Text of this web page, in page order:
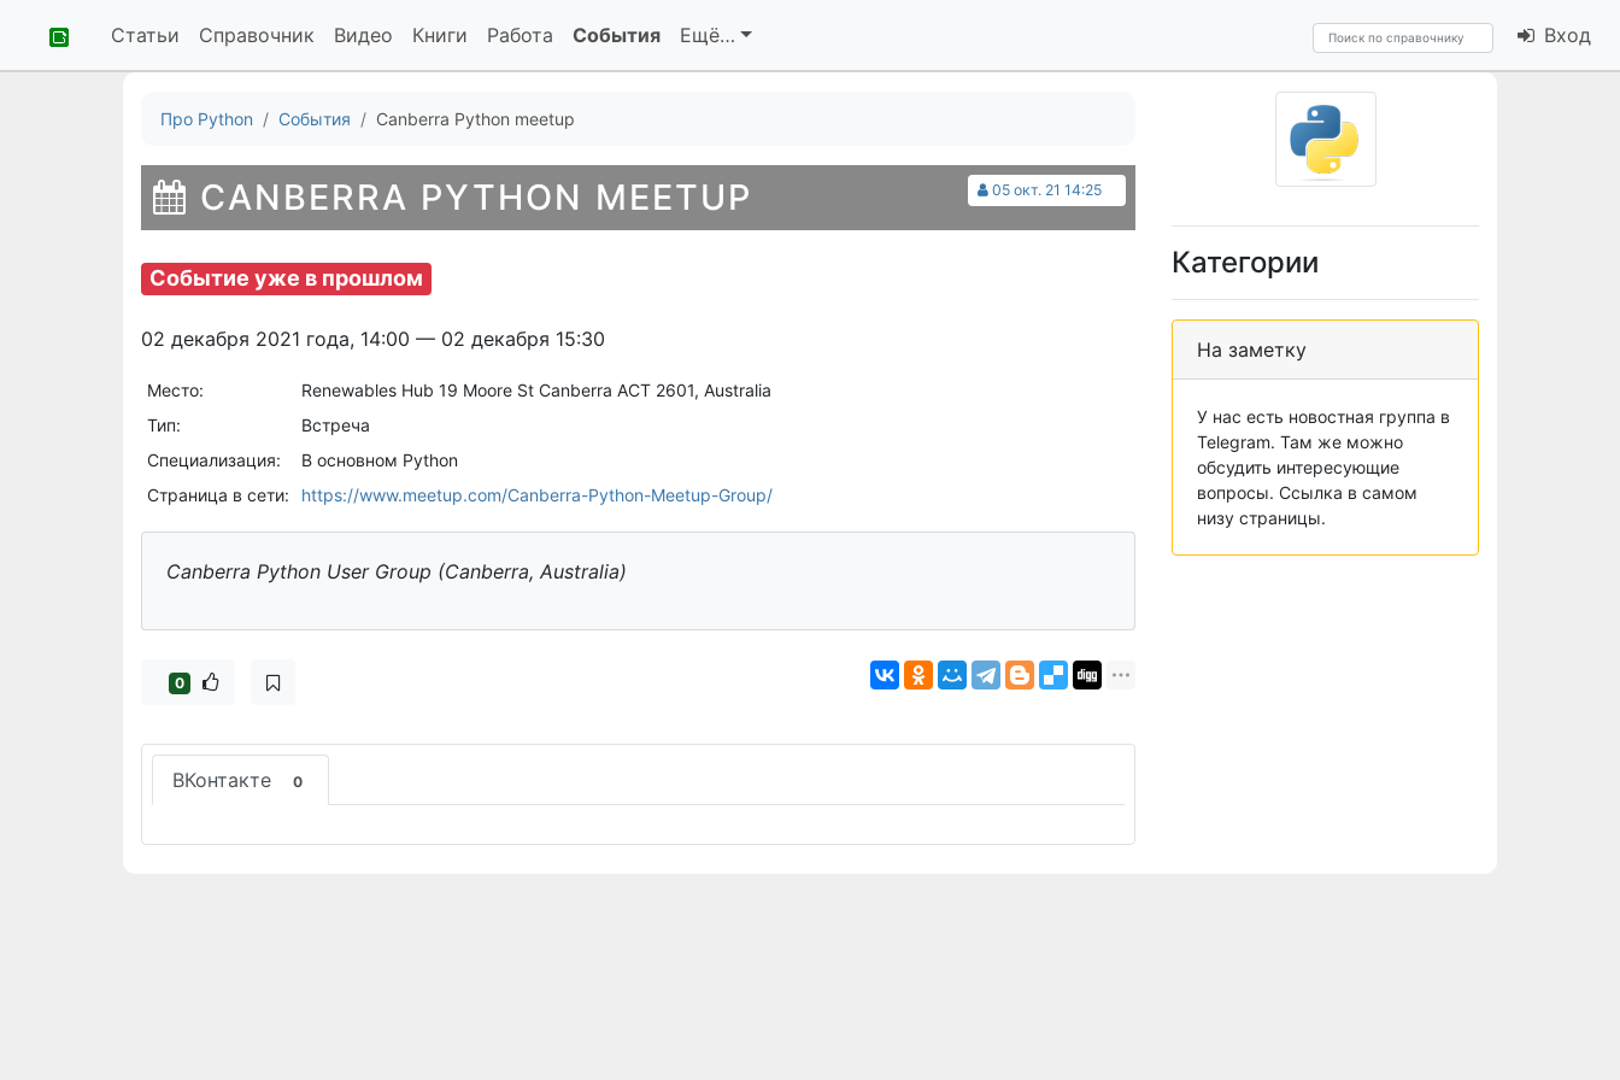
Статьи Справочник Видео Книги Работа События Ещё… Вход
Про Python События Canberra Python meetup
05 окт. 21 14:25
CANBERRA PYTHON MEETUP
Событие уже в прошлом
02 декабря 2021 года, 14:00 — 02 декабря 15:30
Место:
Renewables Hub 19 Moore St Canberra ACT 2601, Australia
Тип:
Встреча
Специализация:
В основном Python
Страница в сети:
https://www.meetup.com/Canberra-Python-Meetup-Group/
Canberra Python User Group (Canberra, Australia)
0
ВКонтакте 0
Категории
На заметку
У нас есть новостная группа в
Telegram. Там же можно
обсудить интересующие
вопросы. Ссылка в самом
низу страницы.